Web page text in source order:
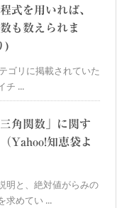
式を用いれば、
も数えられま
)
ゴリに掲載されていた
チ ...
角関数」に関す
Yahoo!知恵袋よ
明と、絶対値がらみの
求めてい ...